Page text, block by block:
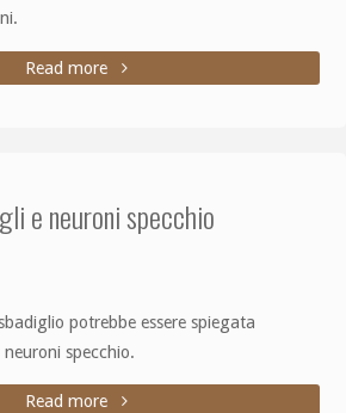
Read more
e neuroni specchio
potrebbe essere spiegata
specchio.
Read more